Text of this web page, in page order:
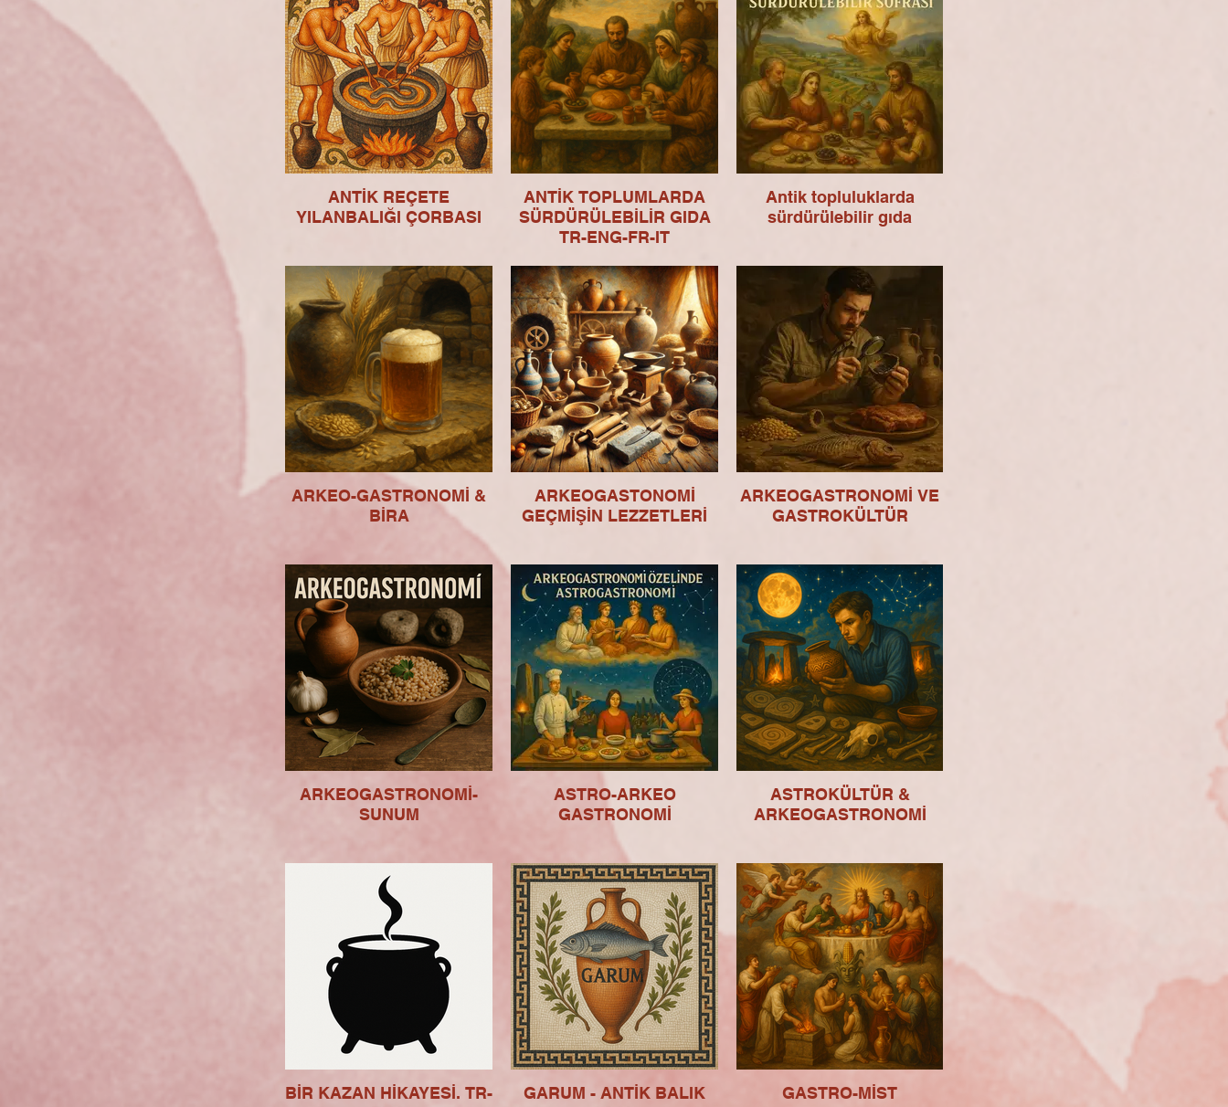
ANTİK REÇETE
YILANBALIĞI ÇORBASI
ANTİK TOPLUMLARDA
SÜRDÜRÜLEBİLİR GIDA
TR-ENG-FR-IT
Antik topluluklarda
sürdürülebilir gıda
ARKEO-GASTRONOMİ &
BİRA
ARKEOGASTONOMİ
GEÇMİŞİN LEZZETLERİ
ARKEOGASTRONOMİ VE
GASTROKÜLTÜR
ARKEOGASTRONOMİ-
SUNUM
ASTRO-ARKEO
GASTRONOMİ
ASTROKÜLTÜR &
ARKEOGASTRONOMİ
BİR KAZAN HİKAYESİ. TR-
GARUM - ANTİK BALIK
GASTRO-MİST